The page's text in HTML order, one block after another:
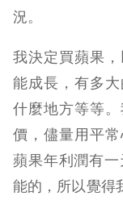
況。
我決定買蘋果
能成長，有多
什麼地方等等
價，儘量用平
蘋果年利潤有
能的，所以覺得